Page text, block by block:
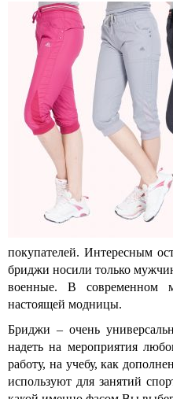
покупателей. Интересным
бриджи носили только
военные. В современном
настоящей модницы.
Бриджи – очень
надеть на мероприятия
работу, на учебу, как
используют для занятий